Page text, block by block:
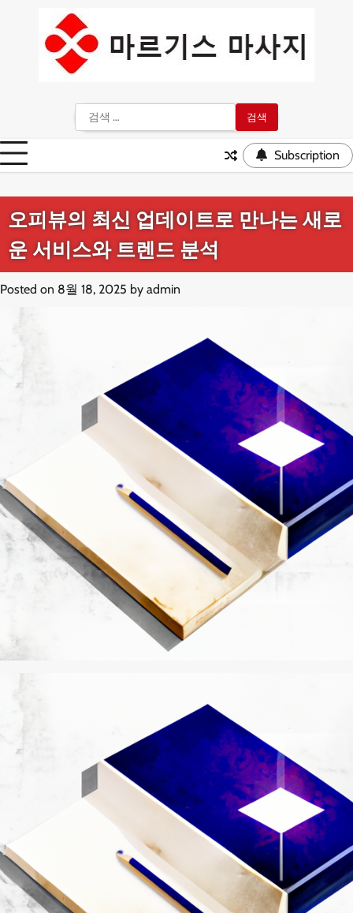
색:
Subscription
오피뷰의 최신 업데이트로 만나는 새로
운 서비스와 트렌드 분석
Posted on 8월 18, 2025 by admin